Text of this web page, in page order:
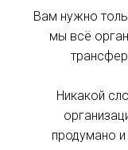
Вам нужно
мы всё
Никакой
продумано